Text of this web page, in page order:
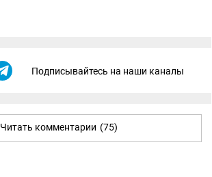
Подписывайтесь на наши каналы
Читать комментарии (75)